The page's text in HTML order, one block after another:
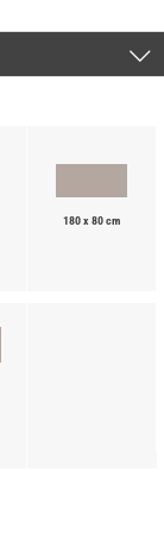
180 x 80 cm